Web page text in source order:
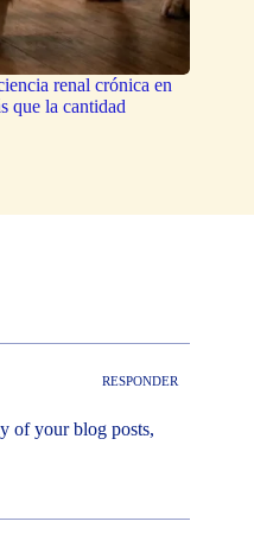
renal crónica en
que la cantidad
RESPONDER
of your blog posts,